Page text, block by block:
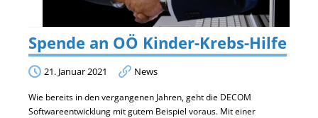
Spende an OÖ Kinder-Krebs-Hilfe
21. Januar 2021 News
Wie bereits in den vergangenen Jahren, geht die DECOM
Softwareentwicklung mit gutem Beispiel voraus. Mit einer